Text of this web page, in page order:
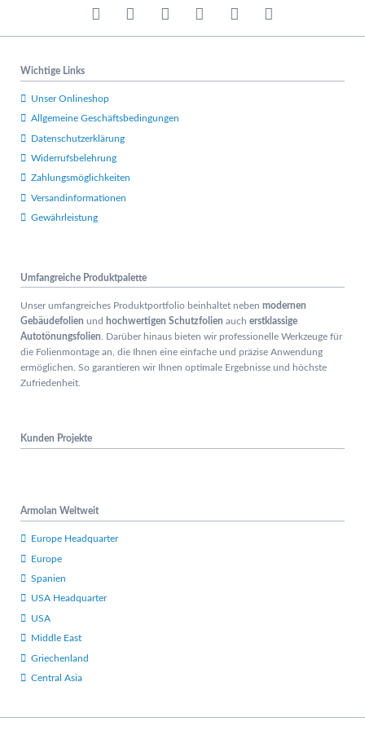
Wichtige Links
Unser Onlineshop
Allgemeine Geschäftsbedingungen
Datenschutzerklärung
Widerrufsbelehrung
Zahlungsmöglichkeiten
Versandinformationen
Gewährleistung
Umfangreiche Produktpalette
Unser umfangreiches Produktportfolio beinhaltet neben modernen
Gebäudefolien und hochwertigen Schutzfolien auch erstklassige
Autotönungsfolien . Darüber hinaus bieten wir professionelle Werkzeuge für
die Folienmontage an, die Ihnen eine einfache und präzise Anwendung
ermöglichen. So garantieren wir Ihnen optimale Ergebnisse und höchste
Zufriedenheit.
Kunden Projekte
Armolan Weltweit
Europe Headquarter
Europe
Spanien
USA Headquarter
USA
Middle East
Griechenland
Central Asia